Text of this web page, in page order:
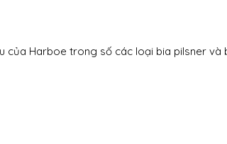
của Harboe trong số các loại bia pilsner